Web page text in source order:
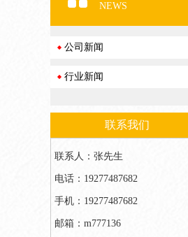
NEWS
公司新闻
行业新闻
联系我们
联系人：张先生
电话：19277487682
手机：19277487682
邮箱：m777136